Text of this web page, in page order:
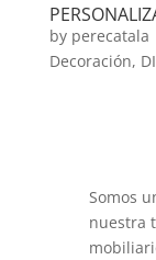
by perecatala
Decoración,
Somos
nuestra